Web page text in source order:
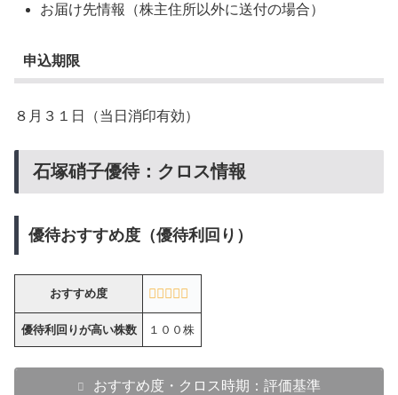
お届け先情報（株主住所以外に送付の場合）
申込期限
８月３１日（当日消印有効）
石塚硝子優待：クロス情報
優待おすすめ度（優待利回り）
おすすめ度
優待利回りが高い株数 １００株
おすすめ度・クロス時期：評価基準